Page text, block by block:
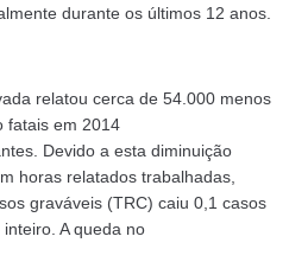
durante os últimos 12 anos.
relatou cerca de 54.000 menos
fatais em 2014
Devido a esta diminuição
horas relatados trabalhadas,
graváveis (TRC) caiu 0,1 casos
A queda no